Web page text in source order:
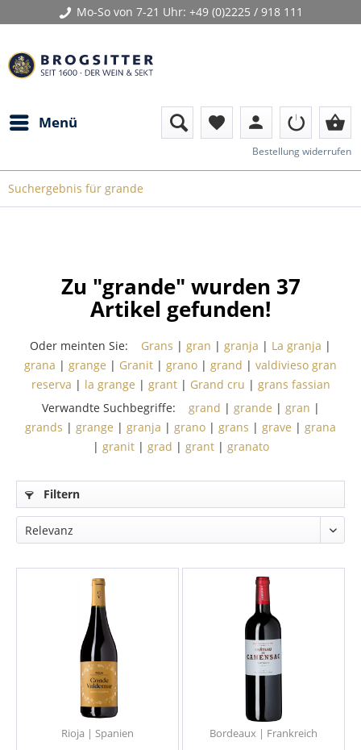
Mo-So von 7-21 Uhr: +49 (0)2225 / 918 111
Menü favorite person shopping_basket
Bestellung widerrufen
Suchergebnis für grande
Zu "grande" wurden 37
Artikel gefunden!
Oder meinten Sie: Grans | gran | granja | La granja |
grana | grange | Granit | grano | grand | valdivieso gran
reserva | la grange | grant| Grand cru | grans fassian
Verwandte Suchbegriffe:
grand | grande | gran |
grands | grange | granja | grano | grans | grave | grana
| granit| grad | grant| granato
Filtern
Rioja | Spanien Bordeaux | Frankreich